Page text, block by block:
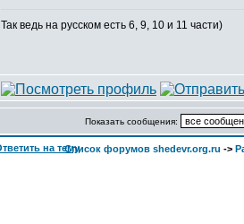
Так ведь на русском есть 6, 9, 10 и 11 части)
Показать сообщения:
Список форумов shedevr.org.ru ->